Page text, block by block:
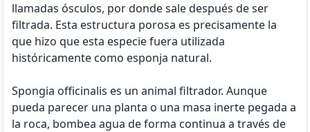
llamadas ósculos, por donde sale después de ser
filtrada. Esta estructura porosa es precisamente la
que hizo que esta especie fuera utilizada
históricamente como esponja natural.
Spongia officinalis es un animal filtrador. Aunque
pueda parecer una planta o una masa inerte pegada a
la roca, bombea agua de forma continua a través de